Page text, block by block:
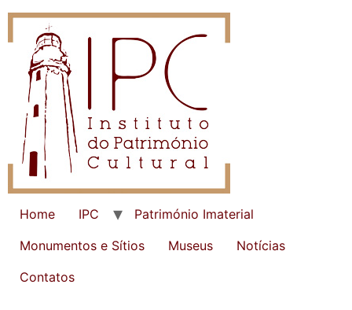
Home IPC
Património Imaterial
Monumentos e Sítios
Museus
Notícias
Contatos